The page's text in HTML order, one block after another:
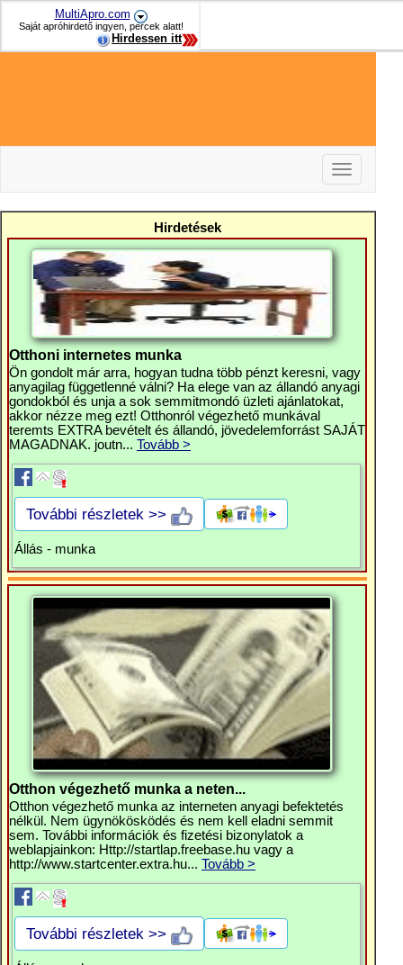
MultiApro.com
Saját apróhirdető ingyen, percek alatt!
Hirdessen itt
Toggle
navigation
-
-
Hirdetések
Otthoni internetes munka
Ön gondolt már arra, hogyan tudna több pénzt keresni, vagy
anyagilag függetlenné válni? Ha elege van az állandó anyagi
gondokból és unja a sok semmitmondó üzleti ajánlatokat,
akkor nézze meg ezt! Otthonról végezhető munkával
teremts EXTRA bevételt és állandó, jövedelemforrást SAJÁT
MAGADNAK. joutn... Tovább >
További részletek >>
Állás - munka
Otthon végezhető munka a neten...
Otthon végezhető munka az interneten anyagi befektetés
nélkül. Nem ügynökösködés és nem kell eladni semmit
sem. További információk és fizetési bizonylatok a
weblapjainkon: Http://startlap.freebase.hu vagy a
http://www.startcenter.extra.hu... Tovább >
További részletek >>